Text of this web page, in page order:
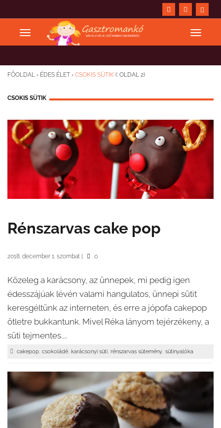
FŐOLDAL › ÉDES ÉLET › CSOKIS SÜTIK (: OLDAL 2)
CSOKIS SÜTIK
Rénszarvas cake pop
2018. december 1. szombat 0
Közeleg a karácsony, az ünnepek, mi pedig igen
édesszájúak lévén valami hangulatos, ünnepi sütit
keresgéltünk az interneten, és erre a jópofa cakepop
ötletre bukkantunk. Mivel Réka lányom tejérzékeny, a
süti tejmentes....
cakepop, csokoládé, karácsonyi süti, rénszarvas sütemény, sütinyalóka